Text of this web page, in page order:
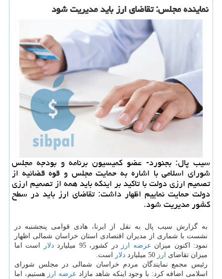
نماینده مجلس: تقاضای ارز باید مدیریت شود
سیب پال: بجنورد- عضو كمیسیون برنامه و بودجه مجلس
شورای اسلامی با اشاره به حمایت مجلس و قوه قضائیه از
تصمیم ارزی دولت با تاكید بر اینكه باید همه از تصمیم ارزی
دولت حمایت نماییم اظهار داشت: تقاضای ارز باید در سطح
كشور مدیریت شود.
به گزارش سیب پال به نقل از ایرنا، هادی قوامی پنجشنبه در
نشست با شماری از مدیران اقتصادی استان خراسان شمالی اظهار
نمود: اكنون میزان عرضه ارز در كشور، 95 میلیارد دلار
است اما
میزان تقاضای ارز دلار است.
رئیس مجمع نمایندگان مردم خراسان شمالی در مجلس شورای
اسلامی اضافه كرد: با وجود اینكه شاهد مازاد عرضه ارز هستیم، اما